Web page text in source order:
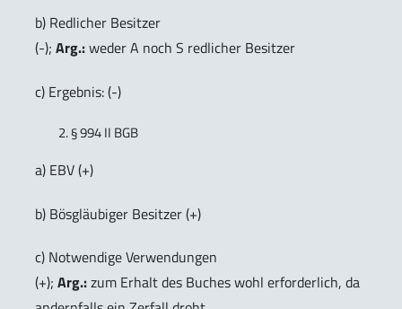
b) Redlicher Besitzer
(-); Arg.:weder A noch S redlicher Besitzer
c) Ergebnis: (-)
§ 994 II BGB
a) EBV (+)
b) Bösgläubiger Besitzer (+)
c) Notwendige Verwendungen
(+); Arg.:zum Erhalt des Buches wohl erforderlich, da